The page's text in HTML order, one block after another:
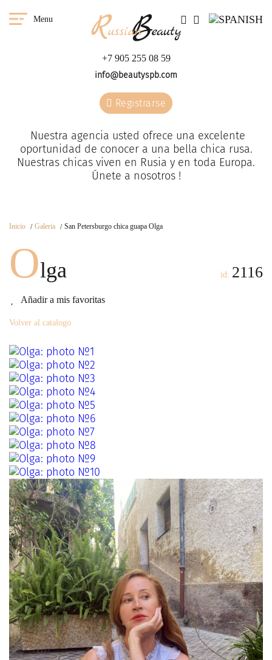
Menu
+7 905 255 08 59
info@beautyspb.com
Registrarse
Nuestra agencia usted ofrece una excelente
oportunidad de conocer a una bella chica rusa.
Nuestras сhicas viven en Rusia y en toda Europa.
Únete a nosotros !
Inicio Galeria San Petersburgo chica guapa Olga
Olga
Añadir a mis favoritas
id: 2116
Volver al catalogo